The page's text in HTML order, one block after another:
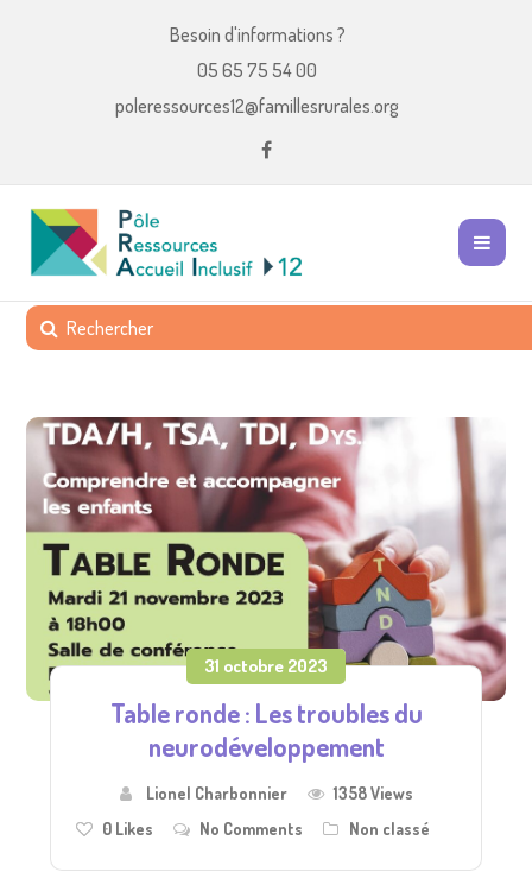
Besoin d'informations ?
05 65 75 54 00
poleressources12@famillesrurales.org
31 octobre 2023
Table ronde : Les troubles du
neurodéveloppement
Lionel Charbonnier
1358 Views
0 Likes No Comments Non classé